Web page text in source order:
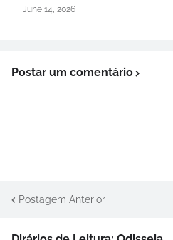
June 14, 2026
Postar um comentário
Postagem Anterior